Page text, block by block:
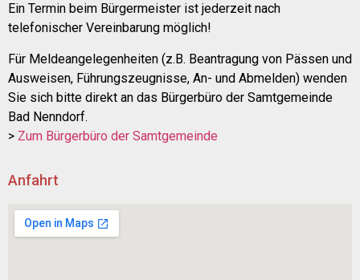
Ein Termin beim Bürgermeister ist jederzeit nach
telefonischer Vereinbarung möglich!
Für Meldeangelegenheiten (z.B. Beantragung von Pässen und
Ausweisen, Führungszeugnisse, An- und Abmelden) wenden
Sie sich bitte direkt an das Bürgerbüro der Samtgemeinde
Bad Nenndorf.
> Zum Bürgerbüro der Samtgemeinde
Anfahrt